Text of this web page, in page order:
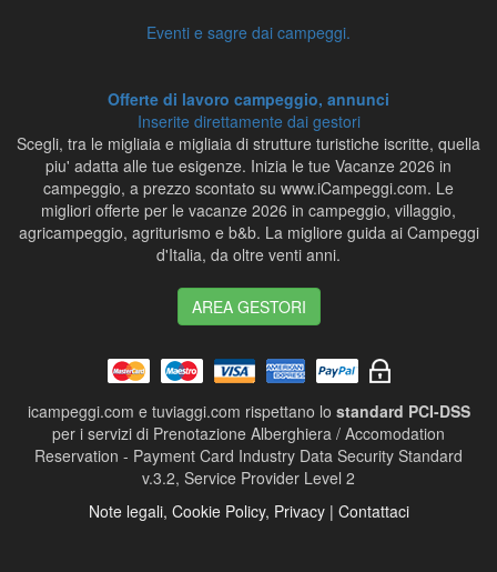
Eventi e sagre dai campeggi.
Offerte di lavoro campeggio, annunci
Inserite direttamente dai gestori
Scegli, tra le migliaia e migliaia di strutture turistiche iscritte, quella
piu' adatta alle tue esigenze. Inizia le tue Vacanze 2026 in
campeggio, a prezzo scontato su www.iCampeggi.com. Le
migliori offerte per le vacanze 2026 in campeggio, villaggio,
agricampeggio, agriturismo e b&b. La migliore guida ai Campeggi
d'Italia, da oltre venti anni.
AREA GESTORI
icampeggi.com e tuviaggi.com rispettano lo standard PCI-DSS
per i servizi di Prenotazione Alberghiera / Accomodation
Reservation - Payment Card Industry Data Security Standard
v.3.2, Service Provider Level 2
Note legali, Cookie Policy, Privacy | Contattaci